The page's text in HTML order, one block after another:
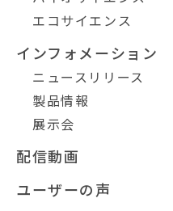
エコサイエンス
インフォメーション
ニュースリリース
製品情報
展示会
配信動画
ユーザーの声